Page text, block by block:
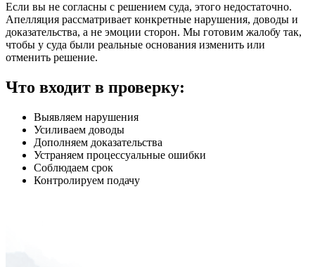
Если вы не согласны с решением суда, этого недостаточно.
Апелляция рассматривает конкретные нарушения, доводы и
доказательства, а не эмоции сторон. Мы готовим жалобу так,
чтобы у суда были реальные основания изменить или
отменить решение.
Что входит в проверку:
Выявляем нарушения
Усиливаем доводы
Дополняем доказательства
Устраняем процессуальные ошибки
Соблюдаем срок
Контролируем подачу